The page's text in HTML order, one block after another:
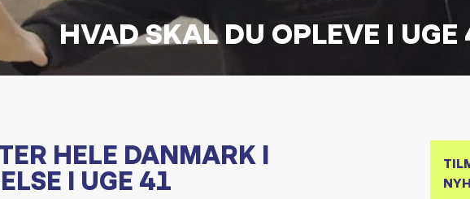
HVAD SKAL DU OPLEVE I
HELE DANMARK I
I UGE 41